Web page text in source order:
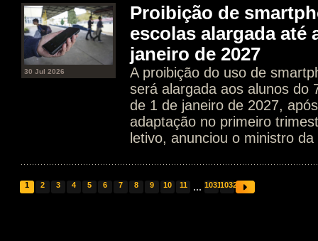
30 Jul 2026
Proibição de
escolas alargada até
janeiro de 2027
A proibição do uso de
será alargada aos alunos do
de 1 de janeiro de 2027,
adaptação no primeiro
letivo, anunciou o ministro
1 2 3 4 5 6 7 8 9 10 11 ... 10311032